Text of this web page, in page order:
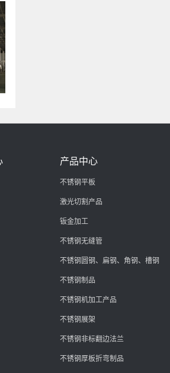
产品中心
不锈钢平板
激光切割产品
钣金加工
不锈钢无缝管
不锈钢圆钢、扁钢、角钢、槽钢
不锈钢制品
不锈钢机加工产品
不锈钢展架
不锈钢非标翻边法兰
不锈钢厚板折弯制品